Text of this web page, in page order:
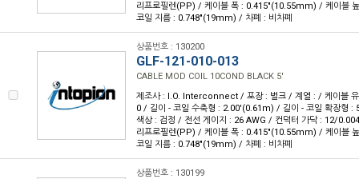
리프로필렌(PP) / 케이블 폭 : 0.415"(10.55mm) / 케이블
코일 지름 : 0.748"(19mm) / 차폐 : 비차폐
상품번호 : 130200
GLF-121-010-013
CABLE MOD COIL 10COND BLACK 5'
제조사 : I.O. Interconnect / 포장 : 벌크 / 계열 : / 케이블
0 / 길이 - 코일 수축형 : 2.00'(0.61m) / 길이 - 코일 확장형
색상 : 검정 / 전선 게이지 : 26 AWG / 컨덕터 가닥 : 12/
리프로필렌(PP) / 케이블 폭 : 0.415"(10.55mm) / 케이블
코일 지름 : 0.748"(19mm) / 차폐 : 비차폐
상품번호 : 130199